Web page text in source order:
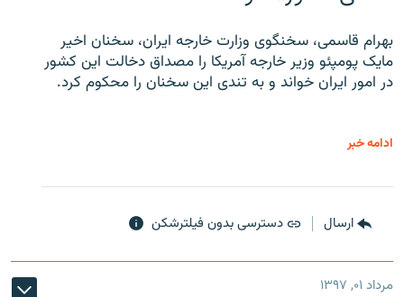
بهرام قاسمی، سخنگوی وزارت خارجه ایران، سخنان اخیر
مایک پومپئو وزیر خارجه آمریکا را مصداق دخالت این کشور
در امور ایران خواند و به تندی این سخنان را محکوم کرد.
ادامه خبر
ارسال دسترسی بدون فیلترشکن
مرداد ۰۱, ۱۳۹۷